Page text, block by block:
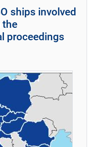
ships involved
the
proceedings